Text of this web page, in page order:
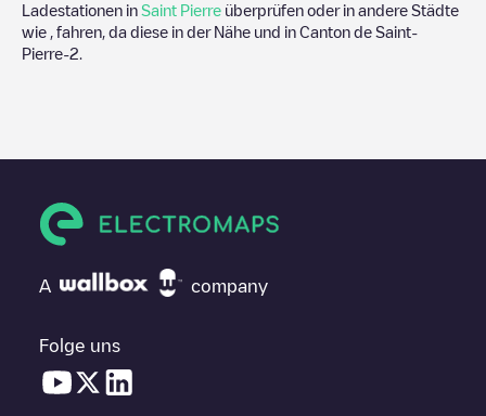
Ladestationen in Saint Pierre überprüfen oder in andere Städte
wie , fahren, da diese in der Nähe und in Canton de Saint-
Pierre-2
A company
Folge uns